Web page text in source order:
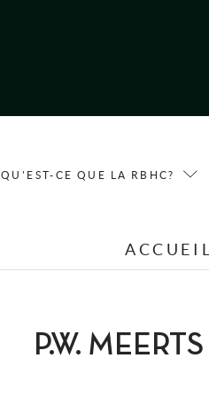
QU'EST-CE QUE LA RBHC?
ACCUEIL
P.W. MEERTS